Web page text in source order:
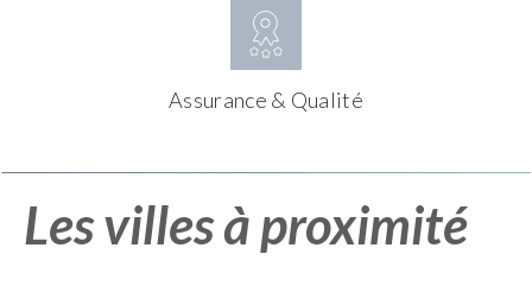
Assurance & Qualité
Les villes à proximité